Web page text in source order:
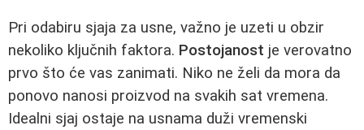
Pri odabiru sjaja za usne, važno je uzeti u obzir
nekoliko ključnih faktora. Postojanost je verovatno
prvo što će vas zanimati. Niko ne želi da mora da
ponovo nanosi proizvod na svakih sat vremena.
Idealni sjaj ostaje na usnama duži vremenski